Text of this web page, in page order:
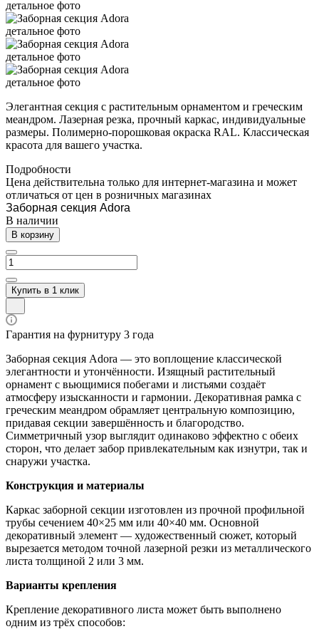
Элегантная секция с растительным орнаментом и греческим
меандром. Лазерная резка, прочный каркас, индивидуальные
размеры. Полимерно-порошковая окраска RAL. Классическая
красота для вашего участка.
Подробности
Цена действительна только для интернет-магазина и может
отличаться от цен в розничных магазинах
Заборная секция Adora
В наличии
В корзину
Купить в 1 клик
Гарантия на фурнитуру 3 года
Заборная секция Adora — это воплощение классической
элегантности и утончённости. Изящный растительный
орнамент с вьющимися побегами и листьями создаёт
атмосферу изысканности и гармонии. Декоративная рамка с
греческим меандром обрамляет центральную композицию,
придавая секции завершённость и благородство.
Симметричный узор выглядит одинаково эффектно с обеих
сторон, что делает забор привлекательным как изнутри, так и
снаружи участка.
Конструкция и материалы
Каркас заборной секции изготовлен из прочной профильной
трубы сечением 40×25 мм или 40×40 мм. Основной
декоративный элемент — художественный сюжет, который
вырезается методом точной лазерной резки из металлического
листа толщиной 2 или 3 мм.
Варианты крепления
Крепление декоративного листа может быть выполнено
одним из трёх способов: